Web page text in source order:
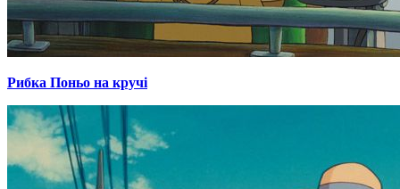
Рибка Поньо на кручі